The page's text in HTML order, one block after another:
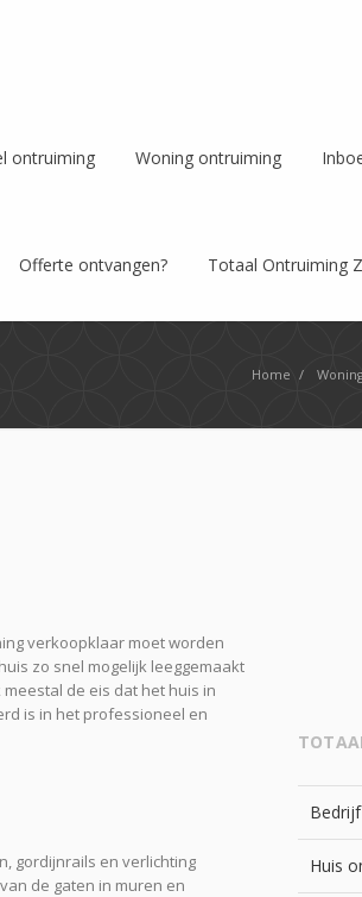
ontruiming Woning ontruiming
Offerte ontvangen? Totaal Ontruiming
Home /
verkoopklaar moet worden
zo snel mogelijk leeggemaakt
de eis dat het huis in
is in het professioneel en
gordijnrails en verlichting
de gaten in muren en
Huis